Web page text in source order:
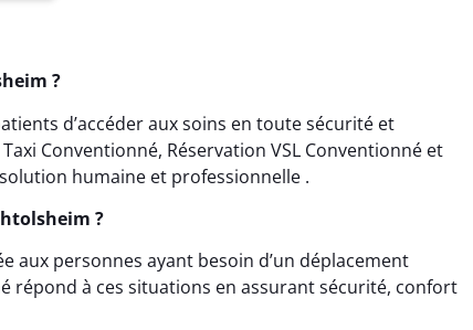
?
d’accéder aux soins en toute sécurité et
Conventionné, Réservation VSL Conventionné et
humaine et professionnelle .
?
aux personnes ayant besoin d’un déplacement
répond à ces situations en assurant sécurité, confort